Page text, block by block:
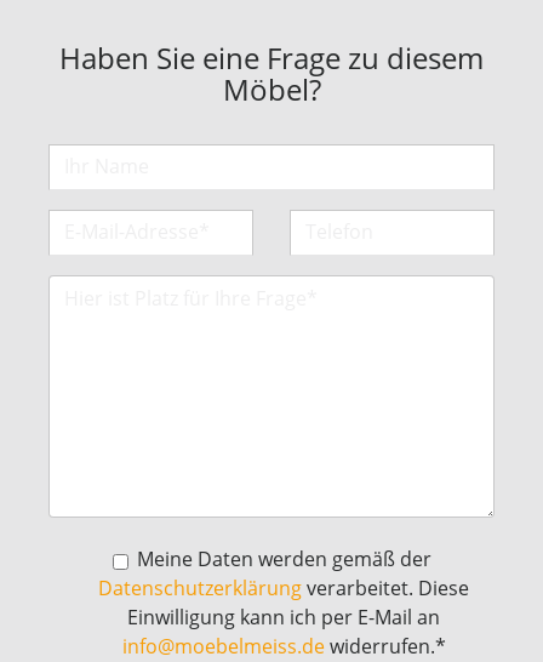
Haben Sie eine Frage zu diesem
Möbel?
Meine Daten werden gemäß der
Datenschutzerklärungverarbeitet. Diese
Einwilligung kann ich per E-Mail an
info@moebelmeiss.dewiderrufen.*